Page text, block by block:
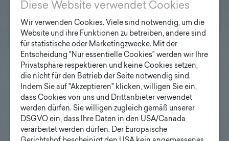
Mehr…
Lichttechnischer Kongress
2026
Unter dem Motto "Licht im Wandel - zwischen
Digitalisierung, Nachhaltigkeit und Innovation" fand
Diese Website verwendet Cookies
Wir verwenden Cookies. Viele sind notwendig, um die
Website und ihre Funktionen zu betreiben, andere sind
für statistische oder Marketingzwecke. Mit der
Entscheidung "Nur essentielle Cookies" werden wir Ihre
Privatsphäre respektieren und keine Cookies setzen,
die nicht für den Betrieb der Seite notwendig sind.
Indem Sie auf "Akzeptieren" klicken, willigen Sie ein,
dass Cookies von uns und Drittanbieter verwendet
werden dürfen. Sie willigen zugleich gemäß unserer
DSGVO ein, dass Ihre Daten in den USA/Canada
verarbeitet werden dürfen. Der Europäische